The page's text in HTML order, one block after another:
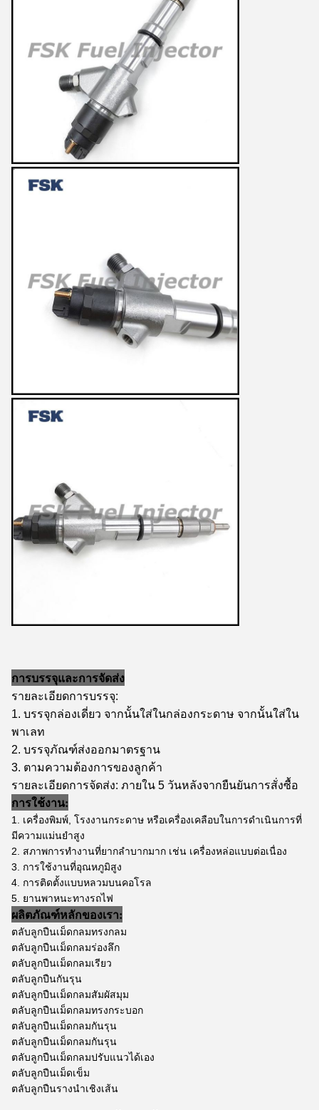
การบรรจุและการจัดส่ง
รายละเอียดการบรรจุ:
1. บรรจุกล่องเดี่ยว จากนั้นใส่ในกล่องกระดาษ จากนั้นใส่ใน
พาเลท
2. บรรจุภัณฑ์ส่งออกมาตรฐาน
3. ตามความต้องการของลูกค้า
รายละเอียดการจัดส่ง: ภายใน 5 วันหลังจากยืนยันการสั่งซื้อ
การใช้งาน:
1. เครื่องพิมพ์, โรงงานกระดาษ หรือเครื่องเคลือบในการดำเนินการที่
มีความแม่นยำสูง
2. สภาพการทำงานที่ยากลำบากมาก เช่น เครื่องหล่อแบบต่อเนื่อง
3. การใช้งานที่อุณหภูมิสูง
4. การติดตั้งแบบหลวมบนคอโรล
5. ยานพาหนะทางรถไฟ
ผลิตภัณฑ์หลักของเรา:
ตลับลูกปืนเม็ดกลมทรงกลม
ตลับลูกปืนเม็ดกลมร่องลึก
ตลับลูกปืนเม็ดกลมเรียว
ตลับลูกปืนกันรุน
ตลับลูกปืนเม็ดกลมสัมผัสมุม
ตลับลูกปืนเม็ดกลมทรงกระบอก
ตลับลูกปืนเม็ดกลมกันรุน
ตลับลูกปืนเม็ดกลมกันรุน
ตลับลูกปืนเม็ดกลมปรับแนวได้เอง
ตลับลูกปืนเม็ดเข็ม
ตลับลูกปืนรางนำเชิงเส้น